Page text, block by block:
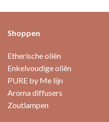
Shoppen
Etherische oliën
Enkelvoudige oliën
PURE by Me lijn
Aroma diffusers
Zoutlampen